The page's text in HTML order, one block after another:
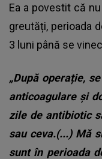
Ea a povestit că
greutăți, perioada
3 luni până se
„După operație,
anticoagulare și
zile de antibiotic
sau ceva.(...) Mă
sunt în perioada